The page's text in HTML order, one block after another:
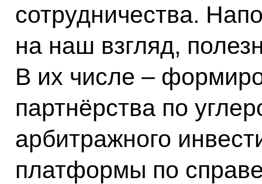
сотрудничества.
на наш взгляд,
В их числе –
партнёрства по
арбитражного
платформы по